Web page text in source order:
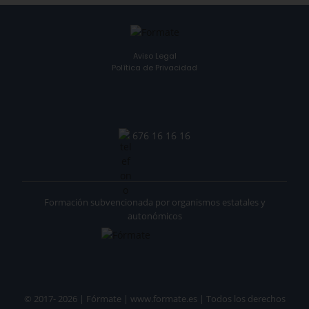
Aviso Legal
Política de Privacidad
676 16 16 16
© 2017- 2026 | Fórmate | www.formate.es | Todos los derechos
Formación subvencionada por organismos estatales y
autonómicos